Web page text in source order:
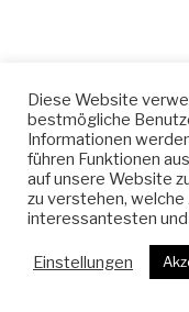
Diese Website
bestmögliche
Informationen
führen Funktionen
auf unsere Website
zu verstehen,
interessantesten
Einstellungen